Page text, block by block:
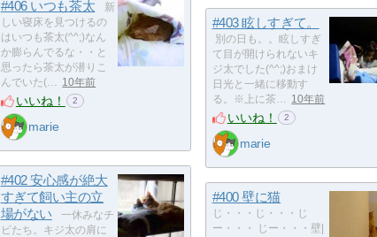
#406 いつも茶太
新
しい寝床を見つけるの
はいつも茶太(^^;)なん
か膨らんでるな・・と
思ったら茶太が潜りこ
んでいた(… 10年前
いいね！ 2
marie
#403 眩しすぎて。
別の日も。。眩しすぎ
て目が開けられないキ
ジ太でした(^^;)おまけ
日光と一緒に移動す
る。※上に茶… 10年前
いいね！ 2
marie
#402 安心感が絶大
すぎて飼い主の立
場がない
一休みなチ
ビたち。キジ太の肩に
#400 壁に猫
じ・・・じ・・・じ
ー・・・ じー・・・壁|